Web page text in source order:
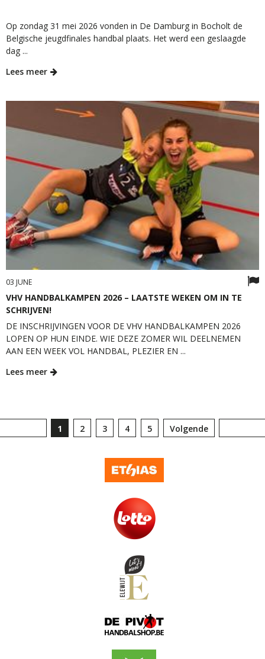
Op zondag 31 mei 2026 vonden in De Damburg in Bocholt de
Belgische jeugdfinales handbal plaats. Het werd een geslaagde
dag ...
Lees meer
03 JUNE
VHV HANDBALKAMPEN 2026 – LAATSTE WEKEN OM IN TE
SCHRIJVEN!
DE INSCHRIJVINGEN VOOR DE VHV HANDBALKAMPEN 2026
LOPEN OP HUN EINDE. WIE DEZE ZOMER WIL DEELNEMEN
AAN EEN WEEK VOL HANDBAL, PLEZIER EN ...
Lees meer
1 2 3 4 5 Volgende